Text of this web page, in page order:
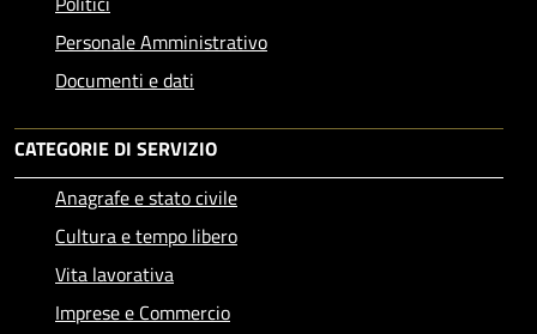
Personale Amministrativo
Documenti e dati
CATEGORIE DI SERVIZIO
Anagrafe e stato civile
Cultura e tempo libero
Vita lavorativa
Imprese e Commercio